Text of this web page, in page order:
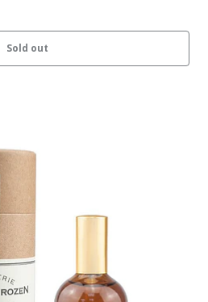
Sold out